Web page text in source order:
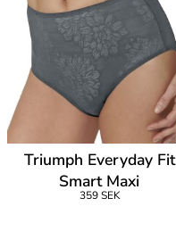
Triumph Everyday Fit
Smart Maxi
359 SEK